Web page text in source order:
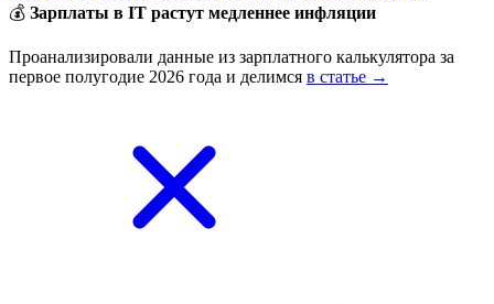
💰 Зарплаты в IT растут медленнее инфляции
Проанализировали данные из зарплатного калькулятора за
первое полугодие 2026 года и делимся в статье →